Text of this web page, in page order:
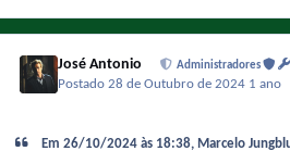
José Antonio Administradores
Postado28 de Outubro de 2024 1 ano
Em 26/10/2024 às 18:38, Marcelo